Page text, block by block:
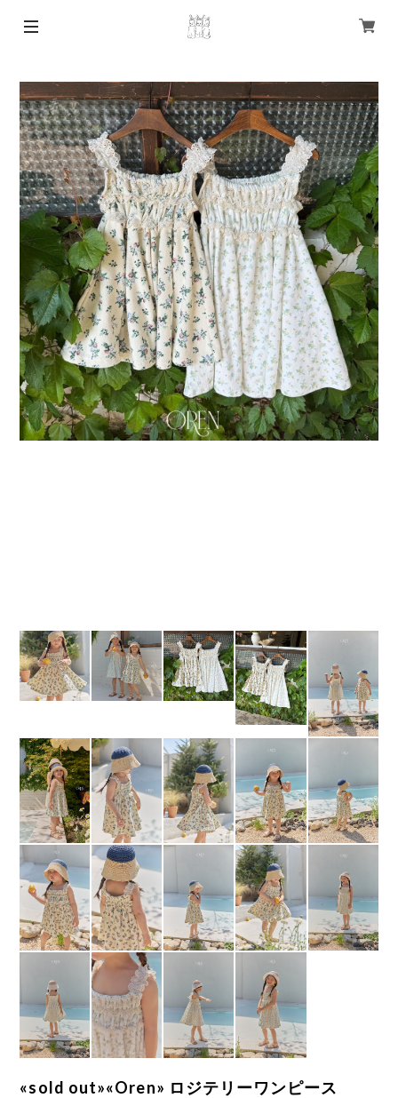
«sold out»«Oren» ロジテリーワンピース